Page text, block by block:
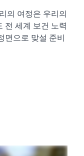
의 여정은 우리의
전 세계 보건 노력
면으로 맞설 준비